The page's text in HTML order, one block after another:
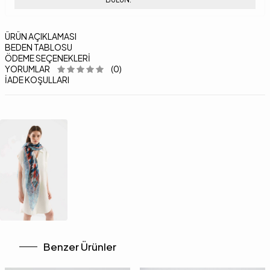
ÜRÜN AÇIKLAMASI
BEDEN TABLOSU
ÖDEME SEÇENEKLERI
YORUMLAR
(0)
İADE KOŞULLARI
Benzer Ürünler